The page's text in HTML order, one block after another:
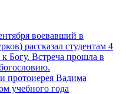
воевавший в
рассказал студентам 4
Богу. Встреча прошла в
протоиерея Вадима
учебного года